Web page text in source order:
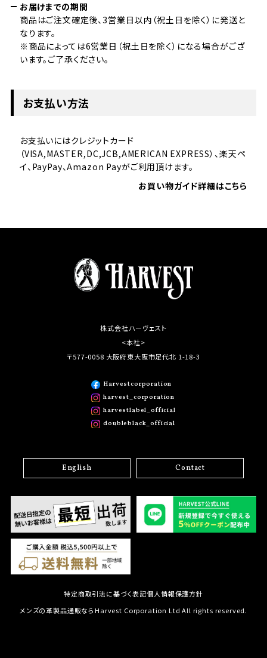
お届けまでの期間
商品はご注文確定後、3営業日以内（祝土日を除く）に発送と
なります。
※商品によっては6営業日（祝土日を除く）になる場合がござ
います。ご了承ください。
お支払い方法
お支払いにはクレジットカード
（VISA,MASTER,DC,JCB,AMERICAN EXPRESS）、楽天ペ
イ、PayPay、Amazon Payがご利用頂けます。
お買い物ガイド詳細はこちら
株式会社ハーヴェスト
<本社>
〒577-0058 大阪府東大阪市足代北 1-18-3
Harvestcorporation
harvest_corporation
harvestlabel_official
doubleblack_official
English Contact
特定商取引法に基づく表記個人情報保護方針
メンズの革製品通販ならHarvest Corporation Ltd All rights reserved.